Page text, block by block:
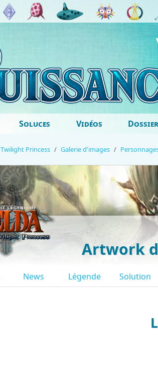
Soluces Vidéos
Twilight Princess Galerie d'images
Artwork
News Légende Solution